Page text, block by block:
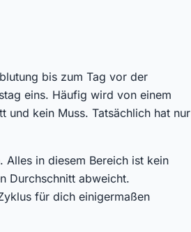
bis zum Tag vor der
eins. Häufig wird von einem
und kein Muss. Tatsächlich hat nur
in diesem Bereich ist kein
Durchschnitt abweicht.
für dich einigermaßen